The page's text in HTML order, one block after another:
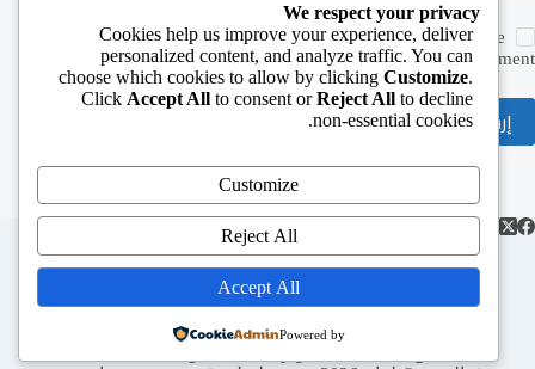
Save my name, email and website in this browser for the
next time I comment.
إرسال التعليق
الرئيسية الأطعام الأعمار
الإغاثة الإنسانية
الدورات و الورش
السقاية
الصحة
We respect your privacy
Cookies help us improve your experience, deliver
personalized content, and analyze traffic. You can
choose which cookies to allow by clickingCustomize.
Click Accept All to consent orReject All to decline
non-essential cookies.
Customize
Reject All
Accept All
Powered by